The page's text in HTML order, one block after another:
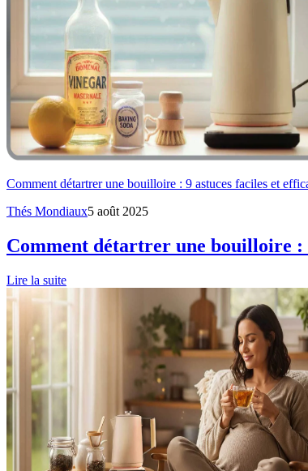
Comment détartrer une bouilloire : 9 astuces faciles et
Thés Mondiaux5 août 2025
Comment détartrer une bouilloire :
Lire la suite